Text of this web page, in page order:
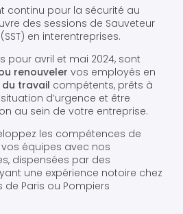
continu pour la sécurité au
ouvre des sessions de Sauveteur
en interentreprises.
pour avril et mai 2024, sont
renouveler vos employés en
travail compétents, prêts à
d’urgence et être
au sein de votre entreprise.
les compétences de
équipes avec nos
dispensées par des
une expérience notoire chez
de Paris ou Pompiers